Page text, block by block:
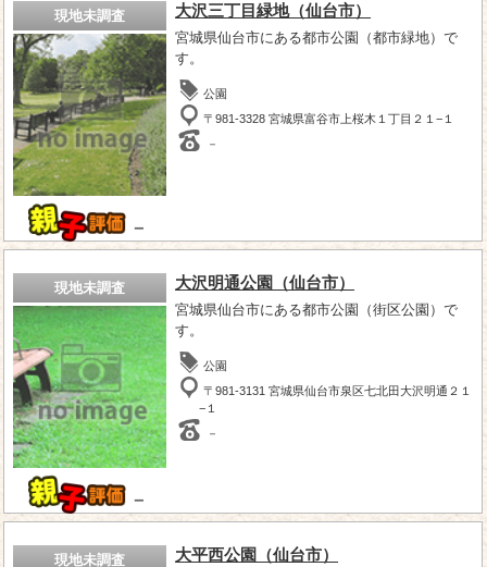
現地未調査
－
大沢三丁目緑地（仙台市）
宮城県仙台市にある都市公園（都市緑地）で
す。
公園
〒981-3328 宮城県富谷市上桜木１丁目２１−１
－
現地未調査
－
大沢明通公園（仙台市）
宮城県仙台市にある都市公園（街区公園）で
す。
公園
〒981-3131 宮城県仙台市泉区七北田大沢明通２１
−１
－
現地未調査 大平西公園（仙台市）